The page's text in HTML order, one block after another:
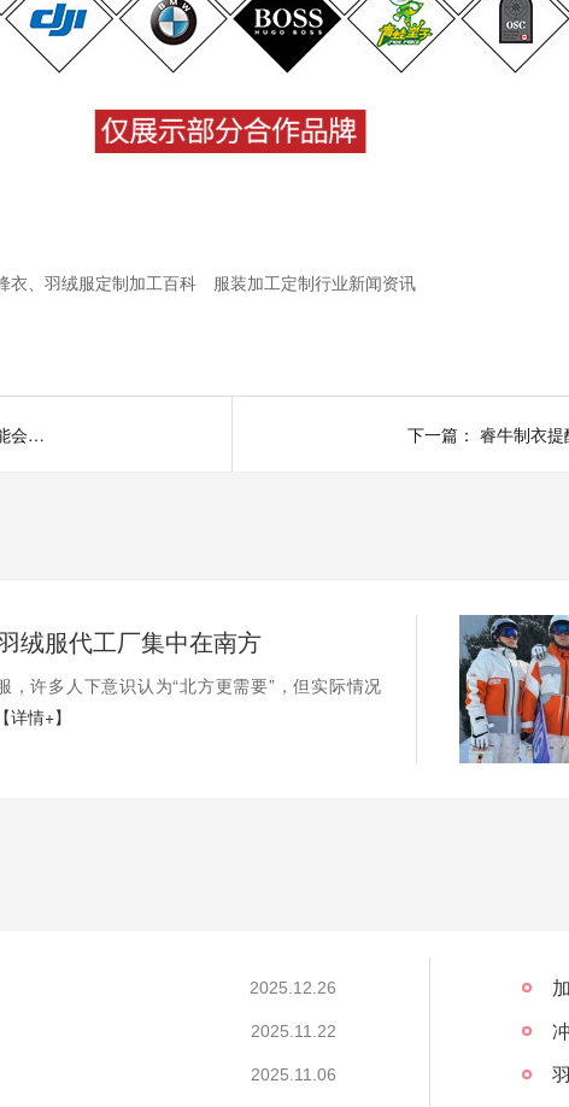
衣、羽绒服定制加工百科
服装加工定制行业新闻资讯
为什么服装厂家定制羽绒服加工可能会比外面零售还要贵呢？ 下一篇：
绒服代工厂集中在南方
，许多人下意识认为“北方更需要”，但实际情况
【详情+】
2025.12.26
2025.11.22
2025.11.06